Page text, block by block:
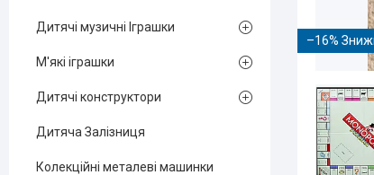
–16%
Дитячі музичні Іграшки
М'які іграшки
Дитячі конструктори
Дитяча Залізниця
Колекційні металеві машинки